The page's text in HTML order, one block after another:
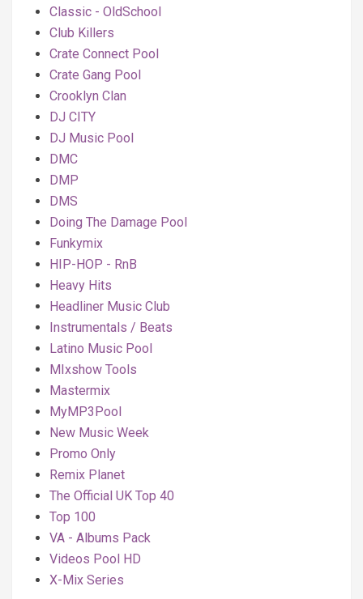
Classic - OldSchool
Club Killers
Crate Connect Pool
Crate Gang Pool
Crooklyn Clan
DJ CITY
DJ Music Pool
DMC
DMP
DMS
Doing The Damage Pool
Funkymix
HIP-HOP - RnB
Heavy Hits
Headliner Music Club
Instrumentals / Beats
Latino Music Pool
MIxshow Tools
Mastermix
MyMP3Pool
New Music Week
Promo Only
Remix Planet
The Official UK Top 40
Top 100
VA - Albums Pack
Videos Pool HD
X-Mix Series